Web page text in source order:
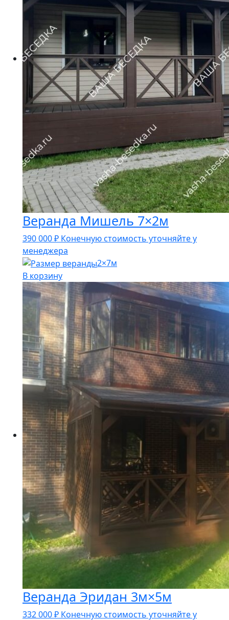
Веранда Мишель 7×2м
390 000₽ Конечную стоимость уточняйте у
менеджера
2×7м
В корзину
Веранда Эридан 3м×5м
332 000₽ Конечную стоимость уточняйте у